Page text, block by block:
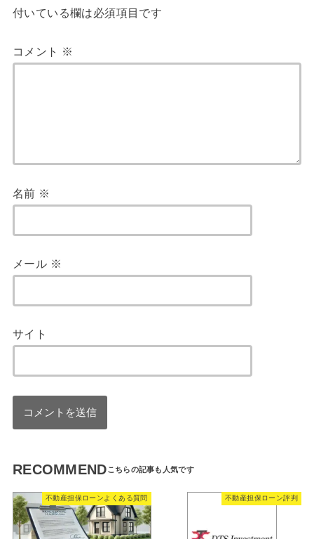
付いている欄は必須項目です
コメント ※
名前 ※
メール ※
サイト
RECOMMEND
不動産担保ローンよくある質問 不動産担保ローン評判